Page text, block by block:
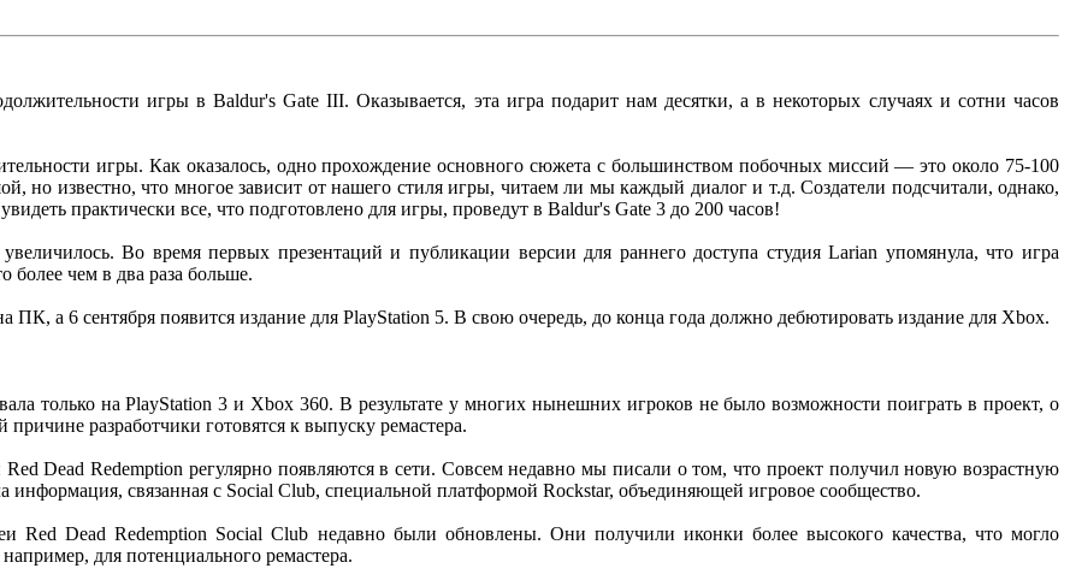
игры в Baldur's Gate III. Оказывается, эта игра подарит нам десятки, а в некоторых случаях и сотни часов
игры. Как оказалось, одно прохождение основного сюжета с большинством побочных миссий — это около 75-100
но известно, что многое зависит от нашего стиля игры, читаем ли мы каждый диалог и т.д. Создатели подсчитали, однако,
практически все, что подготовлено для игры, проведут в Baldur's Gate 3 до 200 часов!
Во время первых презентаций и публикации версии для раннего доступа студия Larian упомянула, что игра
более чем в два раза больше.
ПК, а 6 сентября появится издание для PlayStation 5. В свою очередь, до конца года должно дебютировать издание для Xbox.
только на PlayStation 3 и Xbox 360. В результате у многих нынешних игроков не было возможности поиграть в проект, о
разработчики готовятся к выпуску ремастера.
Dead Redemption регулярно появляются в сети. Совсем недавно мы писали о том, что проект получил новую возрастную
информация, связанная с Social Club, специальной платформой Rockstar, объединяющей игровое сообщество.
Red Dead Redemption Social Club недавно были обновлены. Они получили иконки более высокого качества, что могло
для потенциального ремастера.